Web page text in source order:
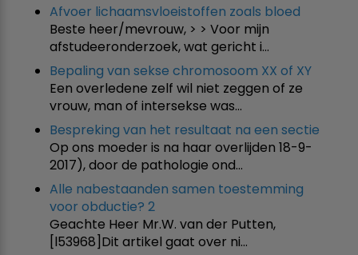
Afvoer lichaamsvloeistoffen zoals bloed
Beste heer/mevrouw, > > Voor mijn
afstudeeronderzoek, wat gericht i…
Bepaling van sekse chromosoom XX of XY
Een overledene zelf wil niet zeggen of ze
vrouw, man of intersekse was…
Bespreking van het resultaat na een sectie
Op ons moeder is na haar overlijden 18-9-
2017), door de pathologie ond…
Alle nabestaanden samen toestemming
voor obductie? 2
Geachte Heer Mr.W. van der Putten,
[l53968]Dit artikel gaat over ni…